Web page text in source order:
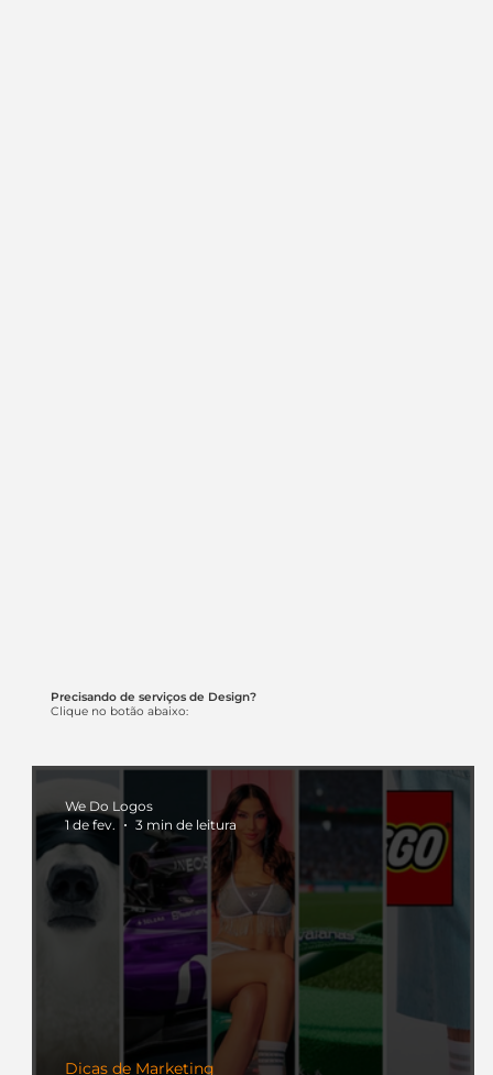
Precisando de serviços de Design?
Clique no botão abaixo:
Dicas de Marketing
We Do Logos
1 de fev.
3 min de leitura